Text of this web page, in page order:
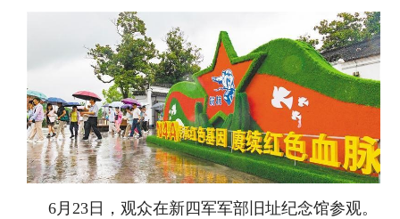
6月23日，观众在新四军军部旧址纪念馆参观。